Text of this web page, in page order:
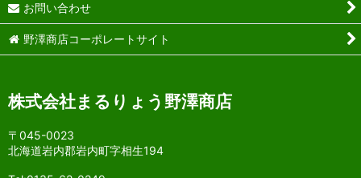
お問い合わせ
野澤商店コーポレートサイト
株式会社まるりょう野澤商店
〒045-0023
北海道岩内郡岩内町字相生194